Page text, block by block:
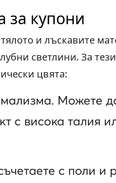
за купони
и лъскавите
светлини. За
цвята:
Можете
с висока талия
с поли и